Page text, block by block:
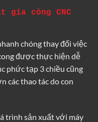
gia công CNC
chóng thay đổi việc
được thực hiện dễ
phức tạp 3 chiều cũng
các thao tác do con
trình sản xuất với máy